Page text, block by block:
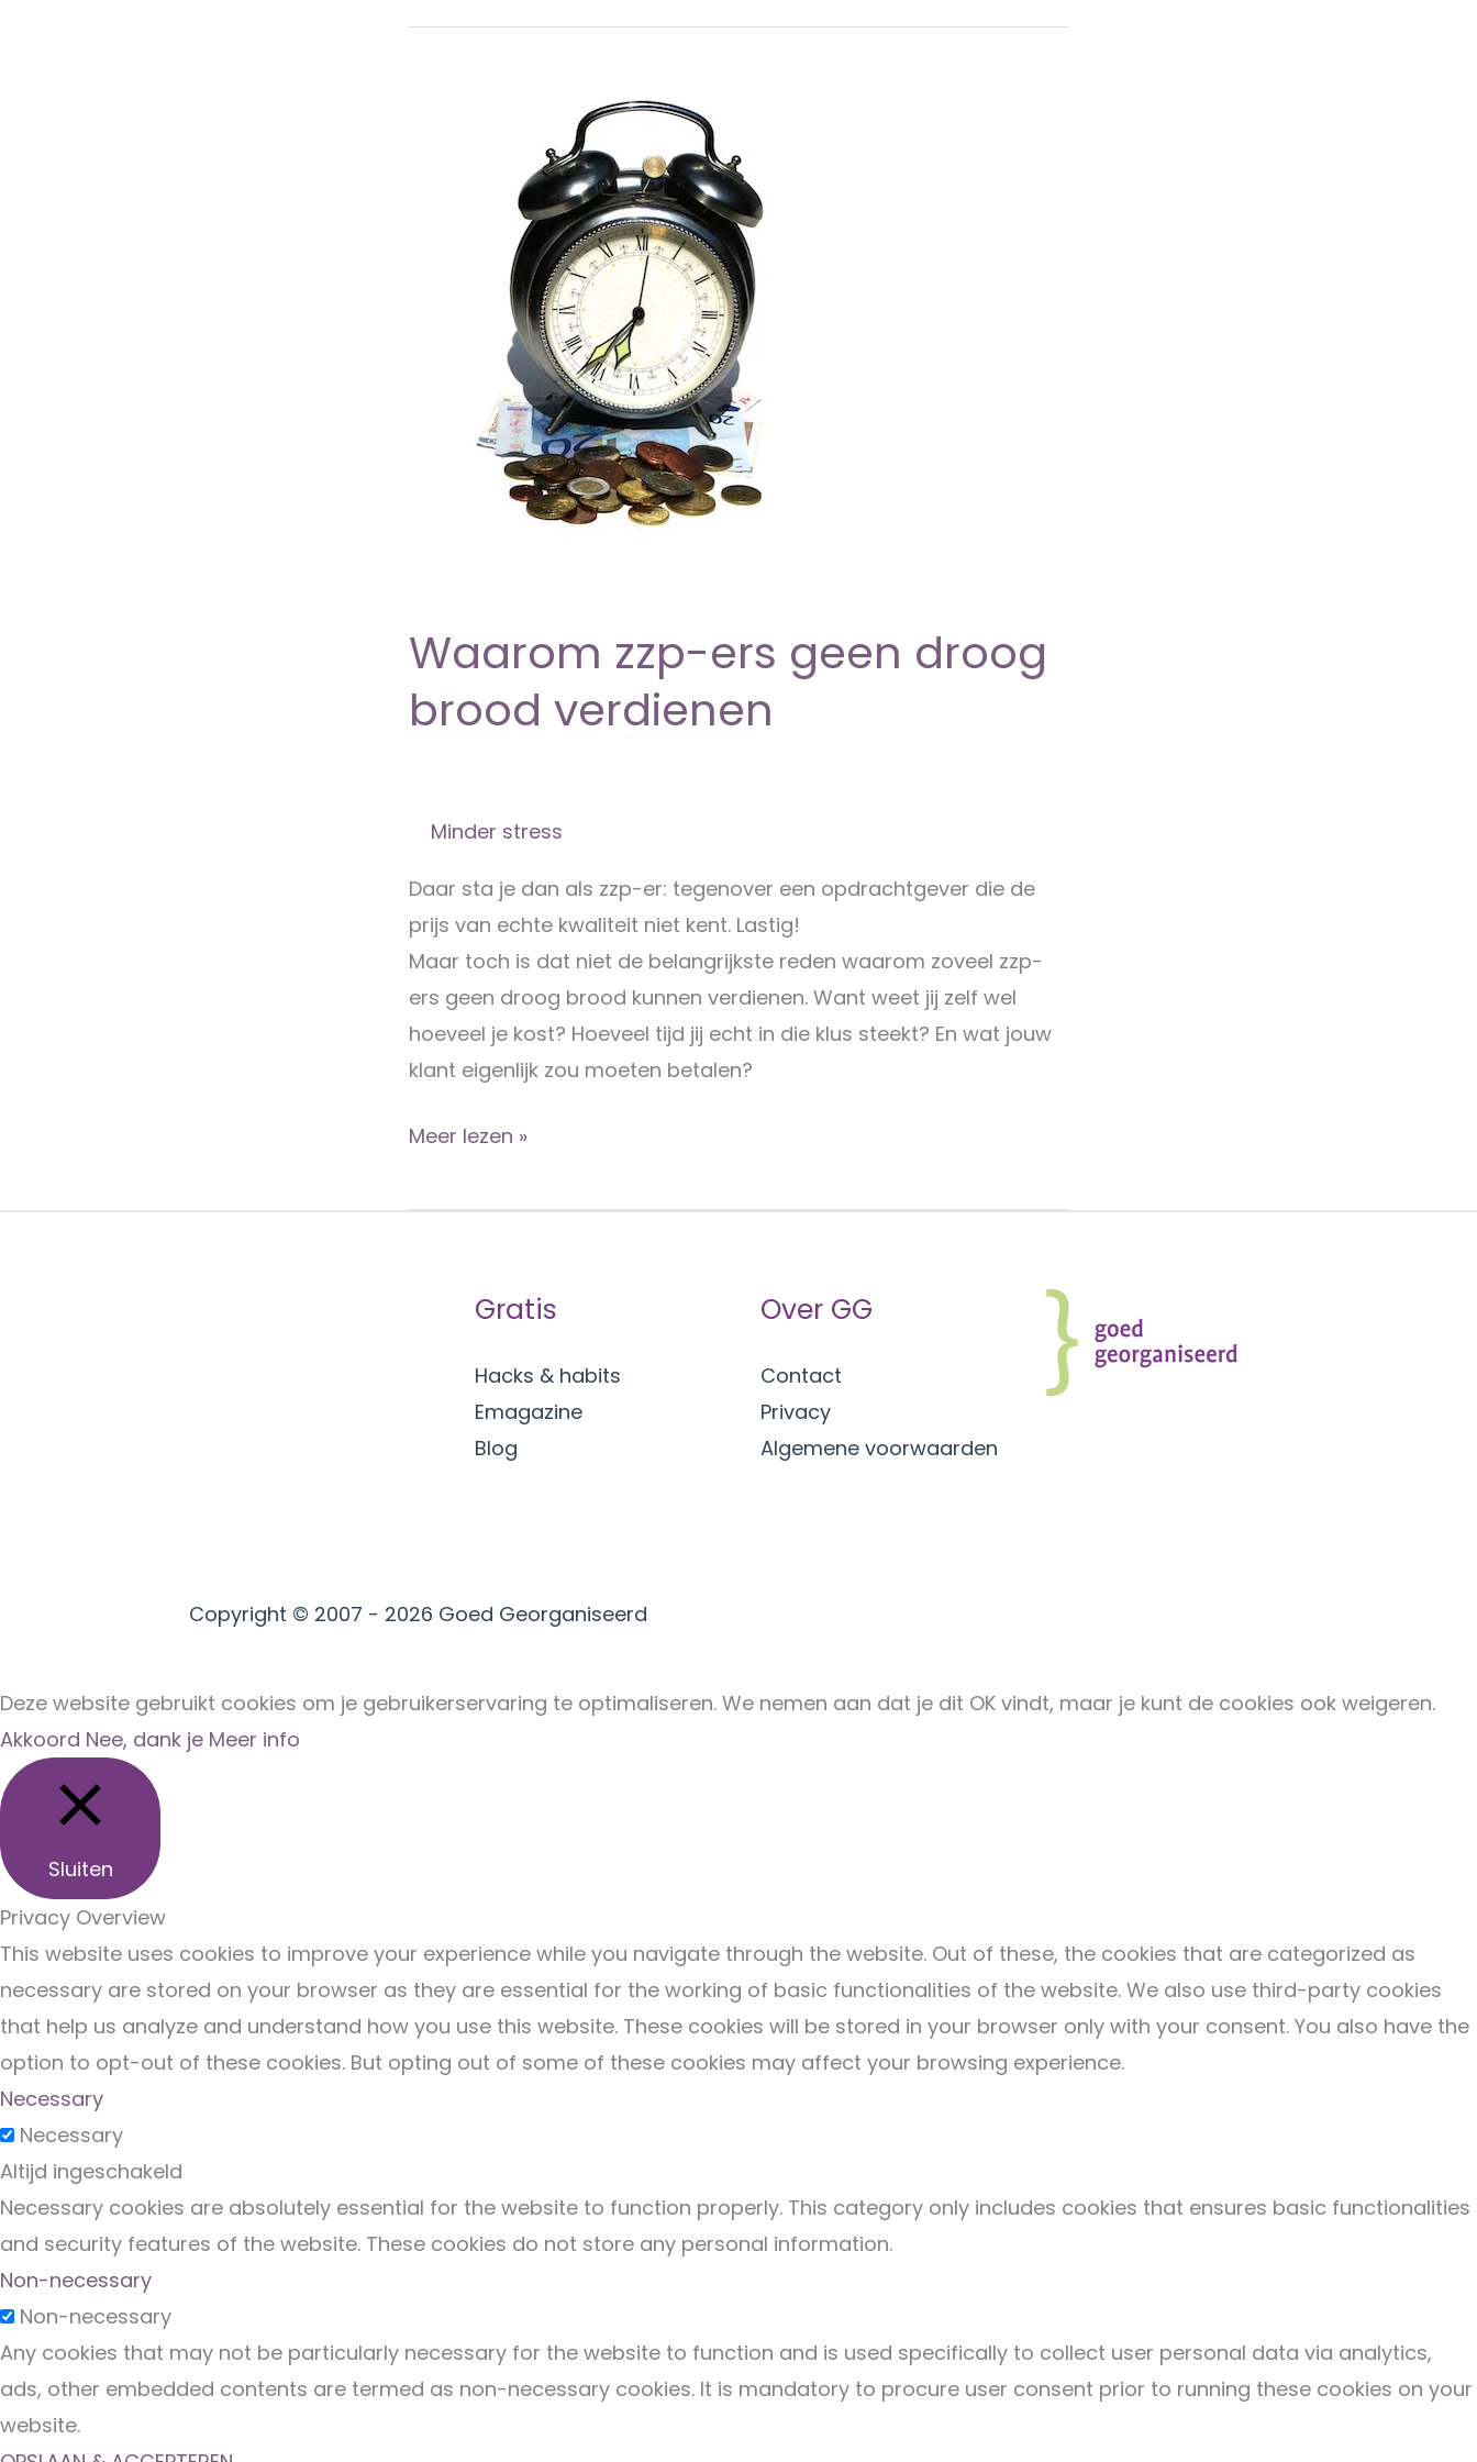
Waarom zzp-ers geen droog
brood verdienen
Minder stress
Daar sta je dan als zzp-er: tegenover een opdrachtgever die de
prijs van echte kwaliteit niet kent. Lastig!
Maar toch is dat niet de belangrijkste reden waarom zoveel zzp-
ers geen droog brood kunnen verdienen. Want weet jij zelf wel
hoeveel je kost? Hoeveel tijd jij echt in die klus steekt? En wat jouw
klant eigenlijk zou moeten betalen?
Waarom
ers
Meer lezen »
Gratis
Hacks & habits
Emagazine
Blog
Over GG
Contact
Privacy
Algemene voorwaarden
Copyright © 2007 - 2026 Goed Georganiseerd
Deze website gebruikt cookies om je gebruikerservaring te optimaliseren. We nemen aan dat je dit OK vindt, maar je kunt de cookies ook weigeren.
Akkoord Nee, dank je Meer info
Sluiten
Privacy Overview
This website uses cookies to improve your experience while you navigate through the website. Out of these, the cookies that are categorized as
necessary are stored on your browser as they are essential for the working of basic functionalities of the website. We also use third-party cookies
that help us analyze and understand how you use this website. These cookies will be stored in your browser only with your consent. You also have the
option to opt-out of these cookies. But opting out of some of these cookies may affect your browsing experience.
Necessary
Necessary
Altijd ingeschakeld
Necessary cookies are absolutely essential for the website to function properly. This category only includes cookies that ensures basic functionalities
and security features of the website. These cookies do not store any personal information.
Non-necessary
Non-necessary
Any cookies that may not be particularly necessary for the website to function and is used specifically to collect user personal data via analytics,
ads, other embedded contents are termed as non-necessary cookies. It is mandatory to procure user consent prior to running these cookies on your
website.